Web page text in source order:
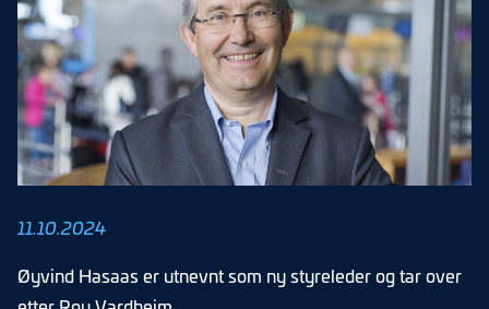
11.10.2024
Øyvind Hasaas er utnevnt som ny styreleder og tar over